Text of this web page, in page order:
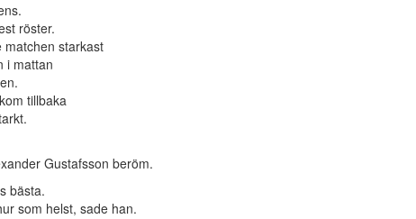
röster.
matchen starkast
i mattan
tillbaka
Gustafsson beröm.
bästa.
som helst, sade han.